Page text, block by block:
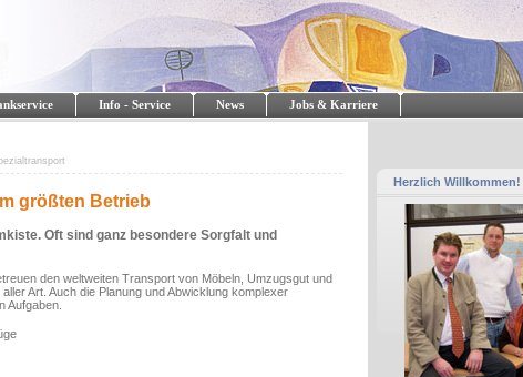
Info - Service News Jobs & Karriere
größten Betrieb
Oft sind ganz besondere Sorgfalt und
den weltweiten Transport von Möbeln, Umzugsgut und
Art. Auch die Planung und Abwicklung komplexer
Aufgaben.
Herzlich Willkommen!